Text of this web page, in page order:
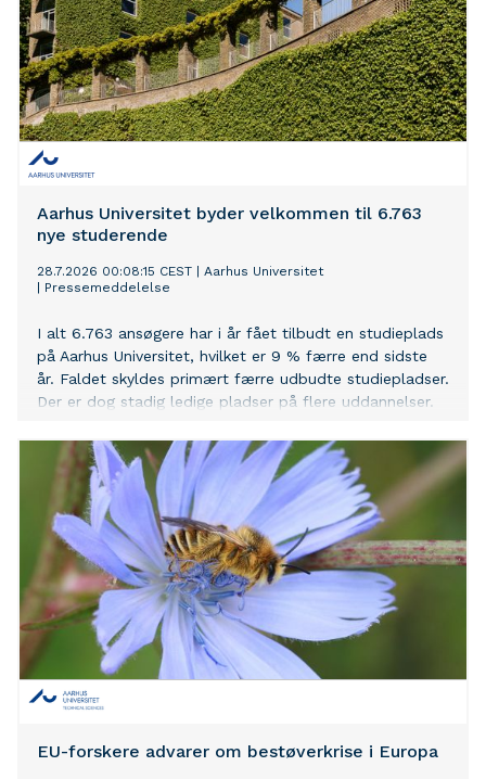
Aarhus Universitet byder velkommen til 6.763
nye studerende
28.7.2026 00:08:15 CEST
Aarhus Universitet
Pressemeddelelse
I alt 6.763 ansøgere har i år fået tilbudt en studieplads
på Aarhus Universitet, hvilket er 9 % færre end sidste
år. Faldet skyldes primært færre udbudte studiepladser.
Der er dog stadig ledige pladser på flere uddannelser.
EU-forskere advarer om bestøverkrise i Europa